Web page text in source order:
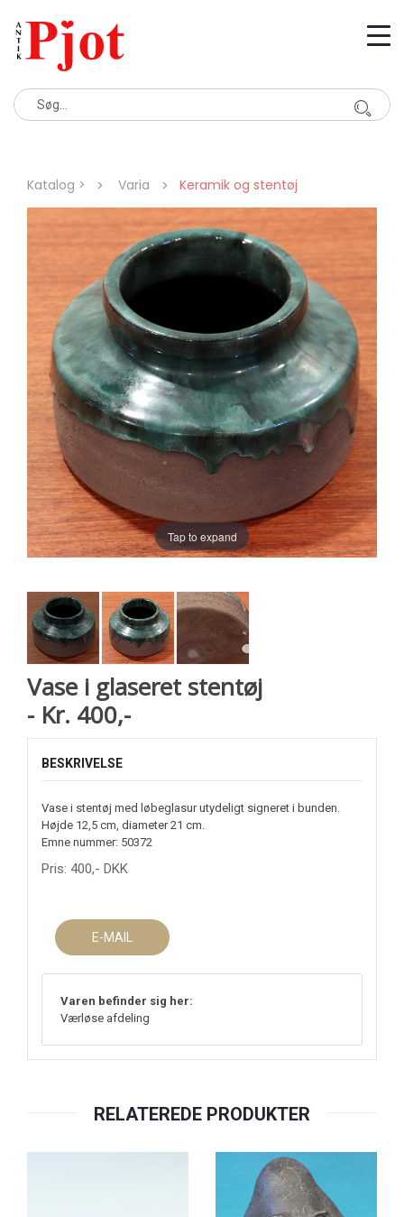
Katalog > Varia Keramik og stentøj
Tap to expand
Vase i glaseret stentøj
- Kr. 400,-
BESKRIVELSE
Vase i stentøj med løbeglasur utydeligt signeret i bunden.
Højde 12,5 cm, diameter 21 cm.
Emne nummer: 50372
Pris: 400,- DKK
E-MAIL
Varen befinder sig her:
Værløse afdeling
RELATEREDE PRODUKTER